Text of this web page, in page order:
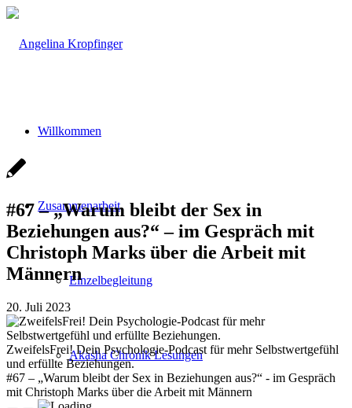
Willkommen
Zusammenarbeit
Einzelbegleitung
Akasha Chronik Lesungen
#67 – „Warum bleibt der Sex in
Beziehungen aus?“ – im Gespräch mit
Christoph Marks über die Arbeit mit
Männern
20. Juli 2023
ZweifelsFrei! Dein Psychologie-Podcast für mehr Selbstwertgefühl
und erfüllte Beziehungen.
#67 – „Warum bleibt der Sex in Beziehungen aus?“ - im Gespräch
mit Christoph Marks über die Arbeit mit Männern